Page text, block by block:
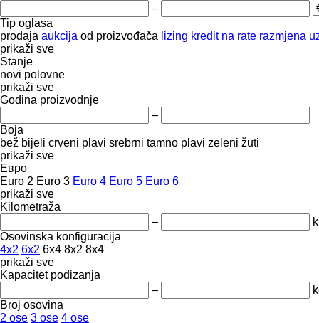
–
Tip oglasa
prodaja aukcija od proizvođača lizing kredit na rate razmjena
prikaži sve
Stanje
novi polovne
prikaži sve
Godina proizvodnje
–
Boja
bež bijeli crveni plavi srebrni tamno plavi zeleni žuti
prikaži sve
Евро
Euro 2 Euro 3 Euro 4 Euro 5 Euro 6
prikaži sve
Kilometraža
–
Osovinska konfiguracija
4x2 6x2 6x4 8x2 8x4
prikaži sve
Kapacitet podizanja
–
Broj osovina
2 ose 3 ose 4 ose